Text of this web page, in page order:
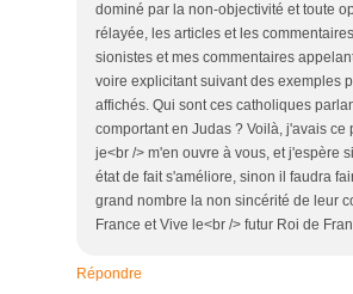
dominé par la non-objectivité et toute
rélayée, les articles et les
sionistes et mes commentaires
voire explicitant suivant des exemples
affichés. Qui sont ces catholiques
comportant en Judas ? Voilà, j'avais ce
je<br /> m'en ouvre à vous, et j'espère
état de fait s'améliore, sinon il faudra
grand nombre la non sincérité de leur
France et Vive le<br /> futur Roi de
Répondre